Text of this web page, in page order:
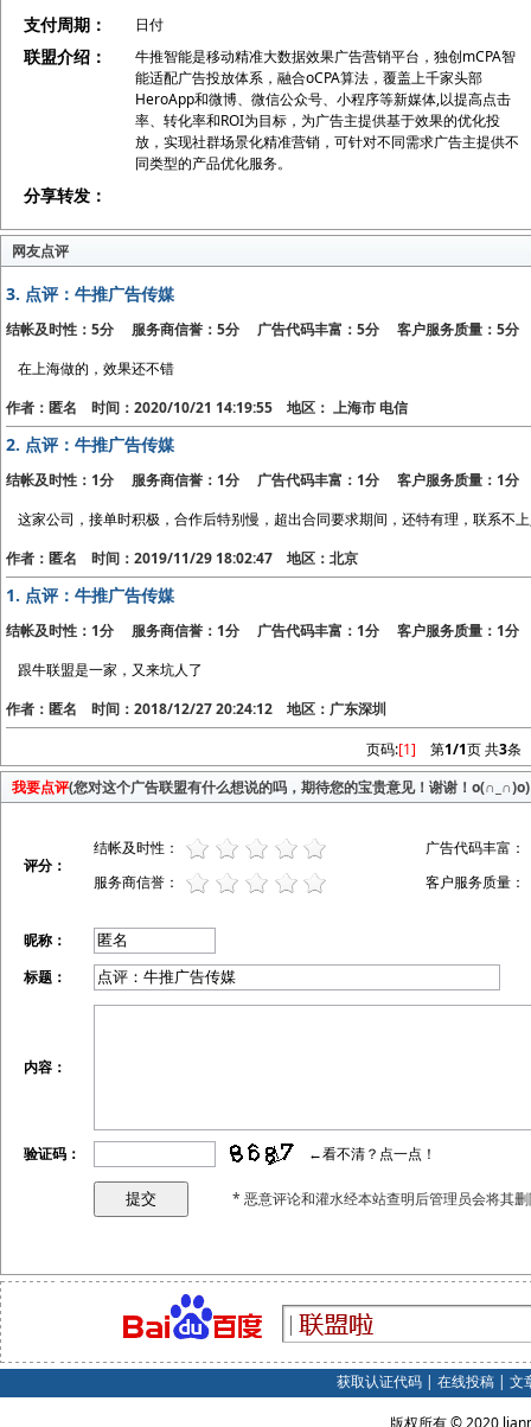
支付周期： 日付
联盟介绍：
牛推智能是移动精准大数据效果广告营销平台，独创mCPA智
能适配广告投放体系，融合oCPA算法，覆盖上千家头部
HeroApp和微博、微信公众号、小程序等新媒体,以提高点击
率、转化率和ROI为目标，为广告主提供基于效果的优化投
放，实现社群场景化精准营销，可针对不同需求广告主提供不
同类型的产品优化服务。
分享转发：
网友点评
3. 点评：牛推广告传媒
结帐及时性：5分 服务商信誉：5分 广告代码丰富：5分 客户服务质量：5分
在上海做的，效果还不错
作者：匿名 时间：2020/10/21 14:19:55 地区： 上海市 电信
2. 点评：牛推广告传媒
结帐及时性：1分 服务商信誉：1分 广告代码丰富：1分 客户服务质量：1分
这家公司，接单时积极，合作后特别慢，超出合同要求期间，还特有理，联系不
作者：匿名 时间：2019/11/29 18:02:47 地区：北京
1. 点评：牛推广告传媒
结帐及时性：1分 服务商信誉：1分 广告代码丰富：1分 客户服务质量：1分
跟牛联盟是一家，又来坑人了
作者：匿名 时间：2018/12/27 20:24:12 地区：广东深圳
页码:[1] 第1/1页 共3条
我要点评(您对这个广告联盟有什么想说的吗，期待您的宝贵意见！谢谢！o(∩_∩)o)
评分：
结帐及时性：
广告代码丰富：
服务商信誉：
客户服务质量：
昵称：
标题：
内容：
验证码： ←看不清？点一点！
* 恶意评论和灌水经本站查明后管理员会将其
获取认证代码| 在线投稿| 文
版权所有 © 2020